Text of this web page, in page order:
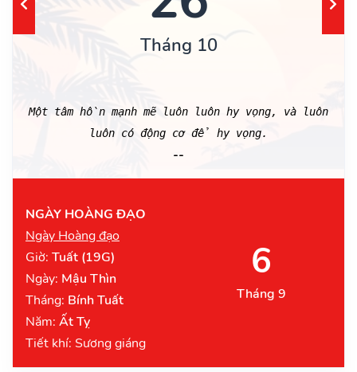
Tháng 10
Một tâm hồn mạnh mẽ luôn luôn hy vọng, và luôn
luôn có động cơ để hy vọng.
--
NGÀY HOÀNG ĐẠO
Ngày Hoàng đạo
Giờ: Tuất (19G)
Ngày: Mậu Thìn
Tháng: Bính Tuất
Năm: Ất Tỵ
Tiết khí: Sương giáng
6
Tháng 9